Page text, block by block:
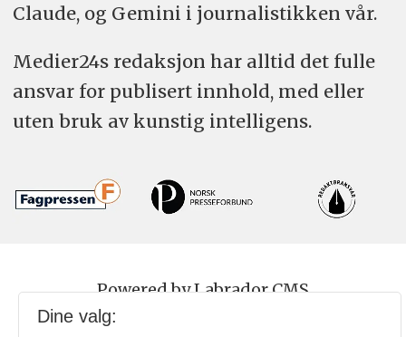
Claude, og Gemini i journalistikken vår.
Medier24s redaksjon har alltid det fulle
ansvar for publisert innhold, med eller
uten bruk av kunstig intelligens.
Powered by Labrador CMS
Dine valg: